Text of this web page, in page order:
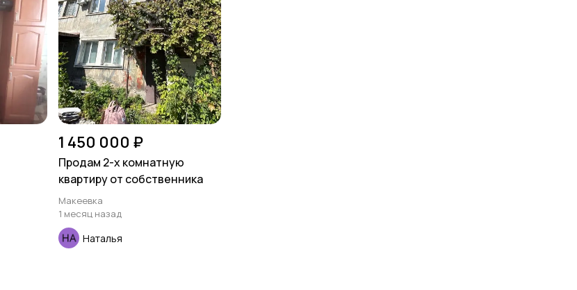
1 450 000 ₽
Продам 2-х комнатную
квартиру от собственника
Макеевка
1 месяц назад
Наталья